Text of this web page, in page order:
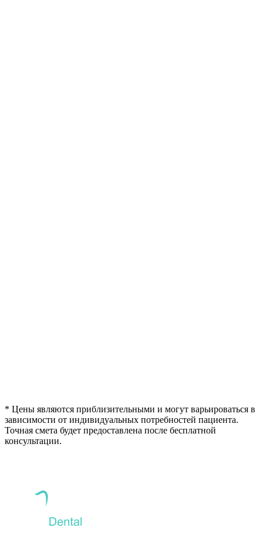
* Цены являются приблизительными и могут варьироваться в
зависимости от индивидуальных потребностей пациента.
Точная смета будет предоставлена после бесплатной
консультации.